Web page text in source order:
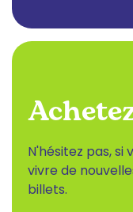
N'hésitez pas, si
vivre de
billets.